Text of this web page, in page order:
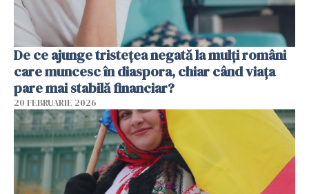
De ce ajunge tristețea negată la mulți români
care muncesc în diaspora, chiar când viața
pare mai stabilă financiar?
20 FEBRUARIE 2026